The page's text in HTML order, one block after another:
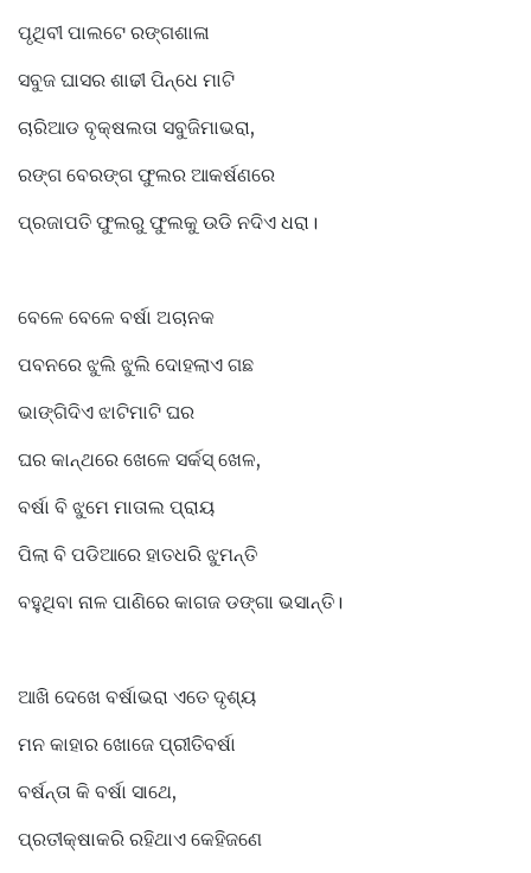
ପୃଥିବୀ ପାଲଟେ ରଙ୍ଗଶାଳା
ସବୁଜ ଘାସର ଶାଢୀ ପିନ୍ଧେ ମାଟି
ଚାରିଆଡ ବୃକ୍ଷଲତା ସବୁଜିମାଭରା,
ରଙ୍ଗ ବେରଙ୍ଗ ଫୁଲର ଆକର୍ଷଣରେ
ପ୍ରଜାପତି ଫୁଲରୁ ଫୁଲକୁ ଉଡି ନଦିଏ ଧରା।
ବେଳେ ବେଳେ ବର୍ଷା ଅଚାନକ
ପବନରେ ଝୁଲି ଝୁଲି ଦୋହଲାଏ ଗଛ
ଭାଙ୍ଗିଦିଏ ଝାଟିମାଟି ଘର
ଘର କାନ୍ଥରେ ଖେଳେ ସର୍କସ୍ ଖେଳ,
ବର୍ଷା ବି ଝୁମେ ମାତାଲ ପ୍ରାୟ
ପିଲା ବି ପଡିଆରେ ହାତଧରି ଝୁମନ୍ତି
ବହୁଥିବା ନାଳ ପାଣିରେ କାଗଜ ଡଙ୍ଗା ଭସାନ୍ତି।
ଆଖି ଦେଖେ ବର୍ଷାଭରା ଏତେ ଦୃଶ୍ୟ
ମନ କାହାର ଖୋଜେ ପ୍ରୀତିବର୍ଷା
ବର୍ଷନ୍ତା କି ବର୍ଷା ସାଥେ,
ପ୍ରତୀକ୍ଷାକରି ରହିଥାଏ କେହିଜଣେ